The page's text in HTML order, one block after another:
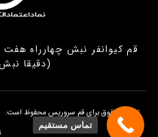
قم کیوانفر نبش چهارراه
(دقیقا
تمامی حقوق برای قم سروریس محفوظ است.
تماس مستقیم